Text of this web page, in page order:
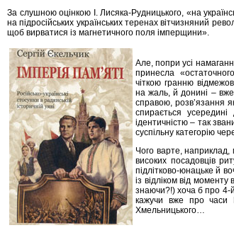
За слушною оцінкою І. Лисяка-Рудницького, «на
на підросійських українських теренах вітчизняний
щоб вирватися із магнетичного поля імперщини».
Але, попри усі
принесла
чіткою гранню
на жаль, й донині –
справою, розв’язання
спирається
ідентичністю – так
суспільну категорію
Чого варте, наприклад,
високих посадовців
підлітково-юнацьке й
із відліком від
знаючи?!) хоча б про 4-
кажучи вже про часи
Хмельницького…